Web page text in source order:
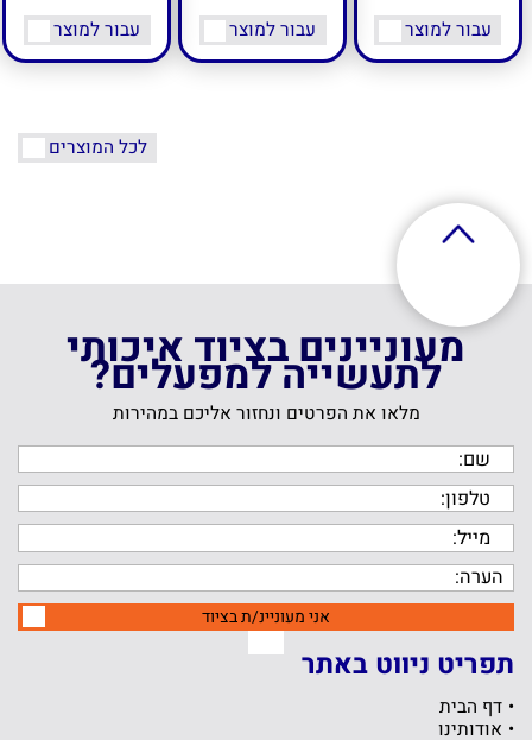
עבור למוצר
עבור למוצר
עבור למוצר
לכל המוצרים
מעוניינים בציוד איכותי
לתעשייה למפעלים?
מלאו את הפרטים ונחזור אליכם במהירות
אני מעוניינ/ת בציוד
תפריט ניווט באתר
דף הבית
אודותינו